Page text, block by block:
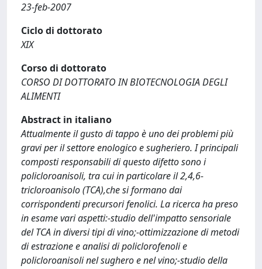
23-feb-2007
Ciclo di dottorato
XIX
Corso di dottorato
CORSO DI DOTTORATO IN BIOTECNOLOGIA DEGLI
ALIMENTI
Abstract in italiano
Attualmente il gusto di tappo è uno dei problemi più
gravi per il settore enologico e sugheriero. I principali
composti responsabili di questo difetto sono i
policloroanisoli, tra cui in particolare il 2,4,6-
tricloroanisolo (TCA),che si formano dai
corrispondenti precursori fenolici. La ricerca ha preso
in esame vari aspetti:-studio dell'impatto sensoriale
del TCA in diversi tipi di vino;-ottimizzazione di metodi
di estrazione e analisi di policlorofenoli e
policloroanisoli nel sughero e nel vino;-studio della